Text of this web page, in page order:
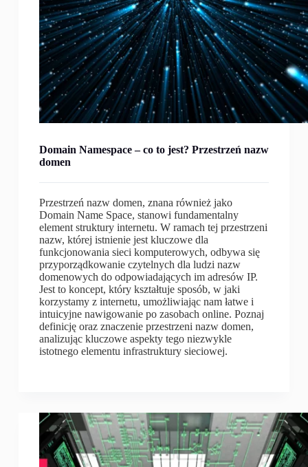
Domain Namespace – co to jest? Przestrzeń nazw
domen
Przestrzeń nazw domen, znana również jako
Domain Name Space, stanowi fundamentalny
element struktury internetu. W ramach tej przestrzeni
nazw, której istnienie jest kluczowe dla
funkcjonowania sieci komputerowych, odbywa się
przyporządkowanie czytelnych dla ludzi nazw
domenowych do odpowiadających im adresów IP.
Jest to koncept, który kształtuje sposób, w jaki
korzystamy z internetu, umożliwiając nam łatwe i
intuicyjne nawigowanie po zasobach online. Poznaj
definicję oraz znaczenie przestrzeni nazw domen,
analizując kluczowe aspekty tego niezwykle
istotnego elementu infrastruktury sieciowej.